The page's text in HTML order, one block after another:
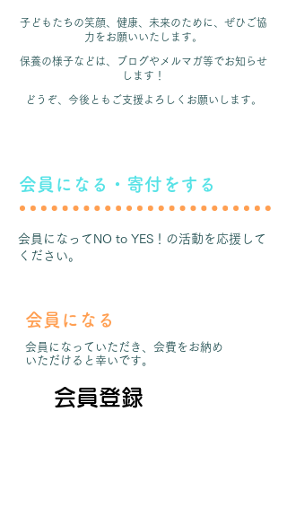
子どもたちの笑顔、健康、未来のために、ぜひご協
力をお願いいたします。
保養の様子などは、ブログやメルマガ等でお知らせ
します！
どうぞ、今後ともご支援よろしくお願いします。
会員になる・寄付をする
​会員になってNO to YES！の活動を応援して
ください。
会員になる
会員になっていただき、会費をお納め
いただけると幸いです。
会員登録